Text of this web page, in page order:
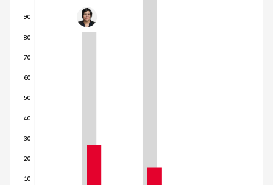
10
20
30
40
50
60
70
80
90